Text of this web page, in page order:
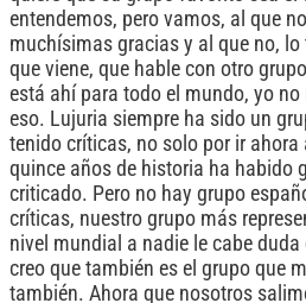
entendemos, pero vamos, al que
muchísimas gracias y al que no,
que viene, que hable con otro
está ahí para todo el mundo, yo
eso. Lujuria siempre ha sido un
tenido críticas, no solo por ir ahora
quince años de historia ha habido
criticado. Pero no hay grupo
críticas, nuestro grupo más
nivel mundial a nadie le cabe duda
creo que también es el grupo que
también. Ahora que nosotros